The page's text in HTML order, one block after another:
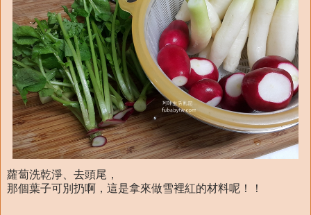
蘿蔔洗乾淨、去頭尾，
那個葉子可別扔啊，這是拿來做雪裡紅的材料呢！！